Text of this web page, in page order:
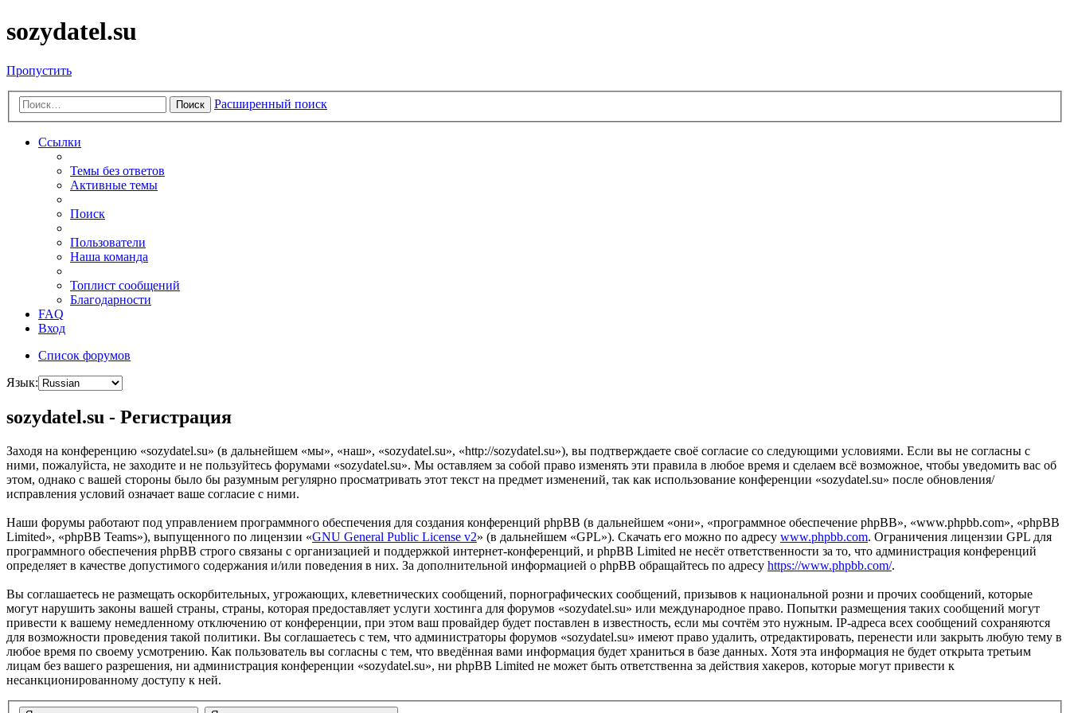
sozydatel.su
Пропустить
Поиск Расширенный поиск
Ссылки
Темы без ответов
Активные темы
Поиск
Пользователи
Наша команда
Топлист сообщений
Благодарности
FAQ
Вход
Список форумов
Язык:
sozydatel.su - Регистрация
Заходя на конференцию «sozydatel.su» (в дальнейшем «мы», «наш», «sozydatel.su», «http://sozydatel.su»), вы подтверждаете своё согласие со следующими условиями. Если вы не согласны с
ними, пожалуйста, не заходите и не пользуйтесь форумами «sozydatel.su». Мы оставляем за собой право изменять эти правила в любое время и сделаем всё возможное, чтобы уведомить вас об
этом, однако с вашей стороны было бы разумным регулярно просматривать этот текст на предмет изменений, так как использование конференции «sozydatel.su» после обновления/
исправления условий означает ваше согласие с ними.
Наши форумы работают под управлением программного обеспечения для создания конференций phpBB (в дальнейшем «они», «программное обеспечение phpBB», «www.phpbb.com», «phpBB
Limited», «phpBB Teams»), выпущенного по лицензии «GNU General Public License v2» (в дальнейшем «GPL»). Скачать его можно по адресу www.phpbb.com. Ограничения лицензии GPL для
программного обеспечения phpBB строго связаны с организацией и поддержкой интернет-конференций, и phpBB Limited не несёт ответственности за то, что администрация конференций
определяет в качестве допустимого содержания и/или поведения в них. За дополнительной информацией о phpBB обращайтесь по адресу https://www.phpbb.com/.
Вы соглашаетесь не размещать оскорбительных, угрожающих, клеветнических сообщений, порнографических сообщений, призывов к национальной розни и прочих сообщений, которые
могут нарушить законы вашей страны, страны, которая предоставляет услуги хостинга для форумов «sozydatel.su» или международное право. Попытки размещения таких сообщений могут
привести к вашему немедленному отключению от конференции, при этом ваш провайдер будет поставлен в известность, если мы сочтём это нужным. IP-адреса всех сообщений сохраняются
для возможности проведения такой политики. Вы соглашаетесь с тем, что администраторы форумов «sozydatel.su» имеют право удалить, отредактировать, перенести или закрыть любую тему в
любое время по своему усмотрению. Как пользователь вы согласны с тем, что введённая вами информация будет храниться в базе данных. Хотя эта информация не будет открыта третьим
лицам без вашего разрешения, ни администрация конференции «sozydatel.su», ни phpBB Limited не может быть ответственна за действия хакеров, которые могут привести к
несанкционированному доступу к ней.